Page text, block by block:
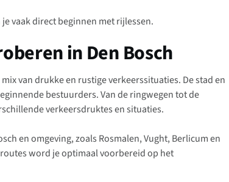
vaak direct beginnen met rijlessen.
in Den Bosch
van drukke en rustige verkeerssituaties. De stad en
bestuurders. Van de ringwegen tot de
verkeersdruktes en situaties.
en omgeving, zoals Rosmalen, Vught, Berlicum en
word je optimaal voorbereid op het